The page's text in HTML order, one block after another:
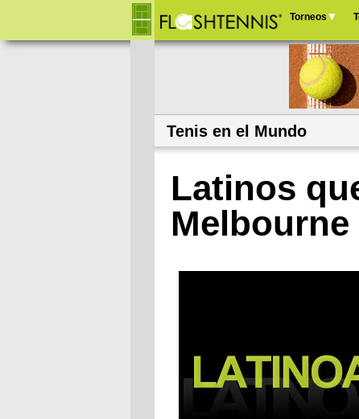
principal
Torneos
Tenis en el Mundo
Latinos
Melbourne